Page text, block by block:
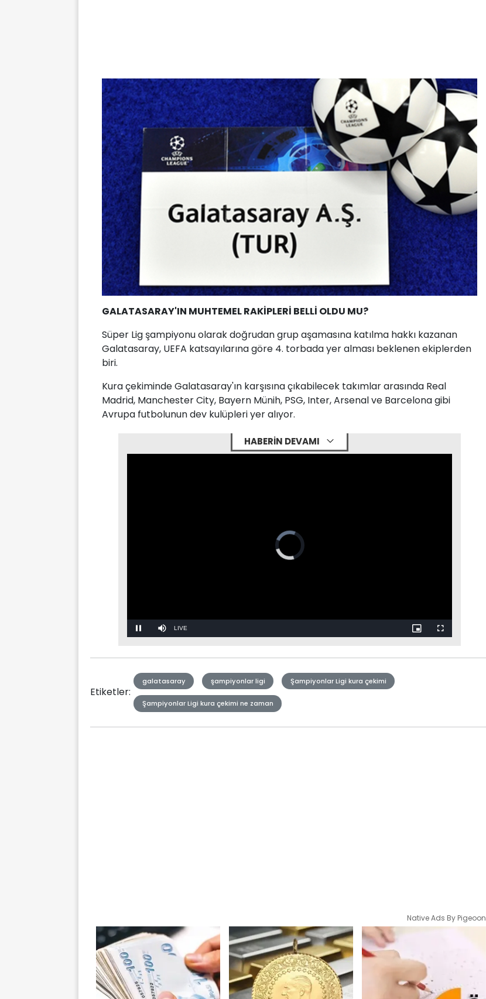
GALATASARAY'IN MUHTEMEL RAKİPLERİ BELLİ OLDU MU?
Süper Lig şampiyonu olarak doğrudan grup aşamasına katılma hakkı kazanan
Galatasaray, UEFA katsayılarına göre 4. torbada yer alması beklenen ekiplerden
biri.
Kura çekiminde Galatasaray'ın karşısına çıkabilecek takımlar arasında Real
Madrid, Manchester City, Bayern Münih, PSG, Inter, Arsenal ve Barcelona gibi
Avrupa futbolunun dev kulüpleri yer alıyor.
HABERİN DEVAMI
Mute Stream
Etiketler:
galatasaray şampiyonlar ligi Şampiyonlar Ligi kura çekimi
Şampiyonlar Ligi kura çekimi ne zaman
Native Ads By Pigeoon